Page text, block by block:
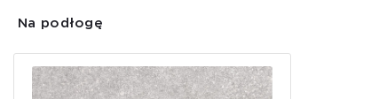
Na podłogę